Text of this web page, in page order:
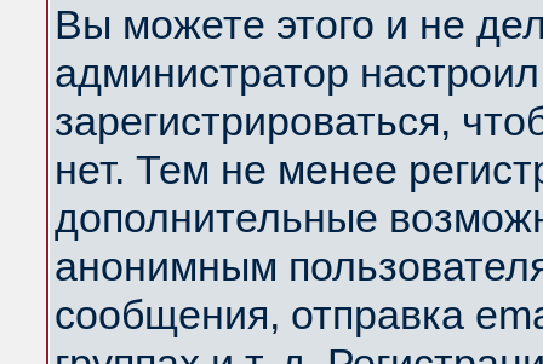
Вы можете этого и не
администратор
зарегистрироваться,
нет. Тем не менее
дополнительные
анонимным
сообщения, отправка